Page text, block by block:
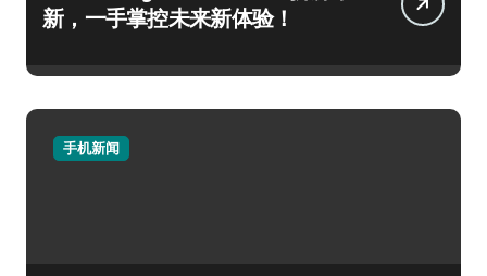
新，一手掌控未来新体验！
手机新闻